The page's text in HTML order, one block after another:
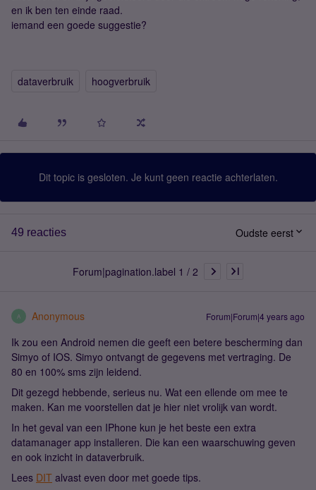
en ik ben ten einde raad.
iemand een goede suggestie?
dataverbruik hoogverbruik
Dit topic is gesloten. Je kunt geen reactie achterlaten.
49 reacties Oudste eerst
Forum|pagination.label 1 / 2
A Anonymous Forum|Forum|4 years ago
Ik zou een Android nemen die geeft een betere bescherming dan
Simyo of IOS. Simyo ontvangt de gegevens met vertraging. De
80 en 100% sms zijn leidend.
Dit gezegd hebbende, serieus nu. Wat een ellende om mee te
maken. Kan me voorstellen dat je hier niet vrolijk van wordt.
In het geval van een IPhone kun je het beste een extra
datamanager app installeren. Die kan een waarschuwing geven
en ook inzicht in dataverbruik.
Lees DIT alvast even door met goede tips.